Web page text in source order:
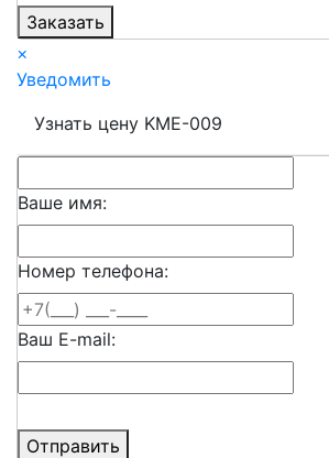
Заказать
×
Уведомить
Узнать цену KME-009
Ваше имя:
Номер телефона:
Ваш E-mail:
Отправить